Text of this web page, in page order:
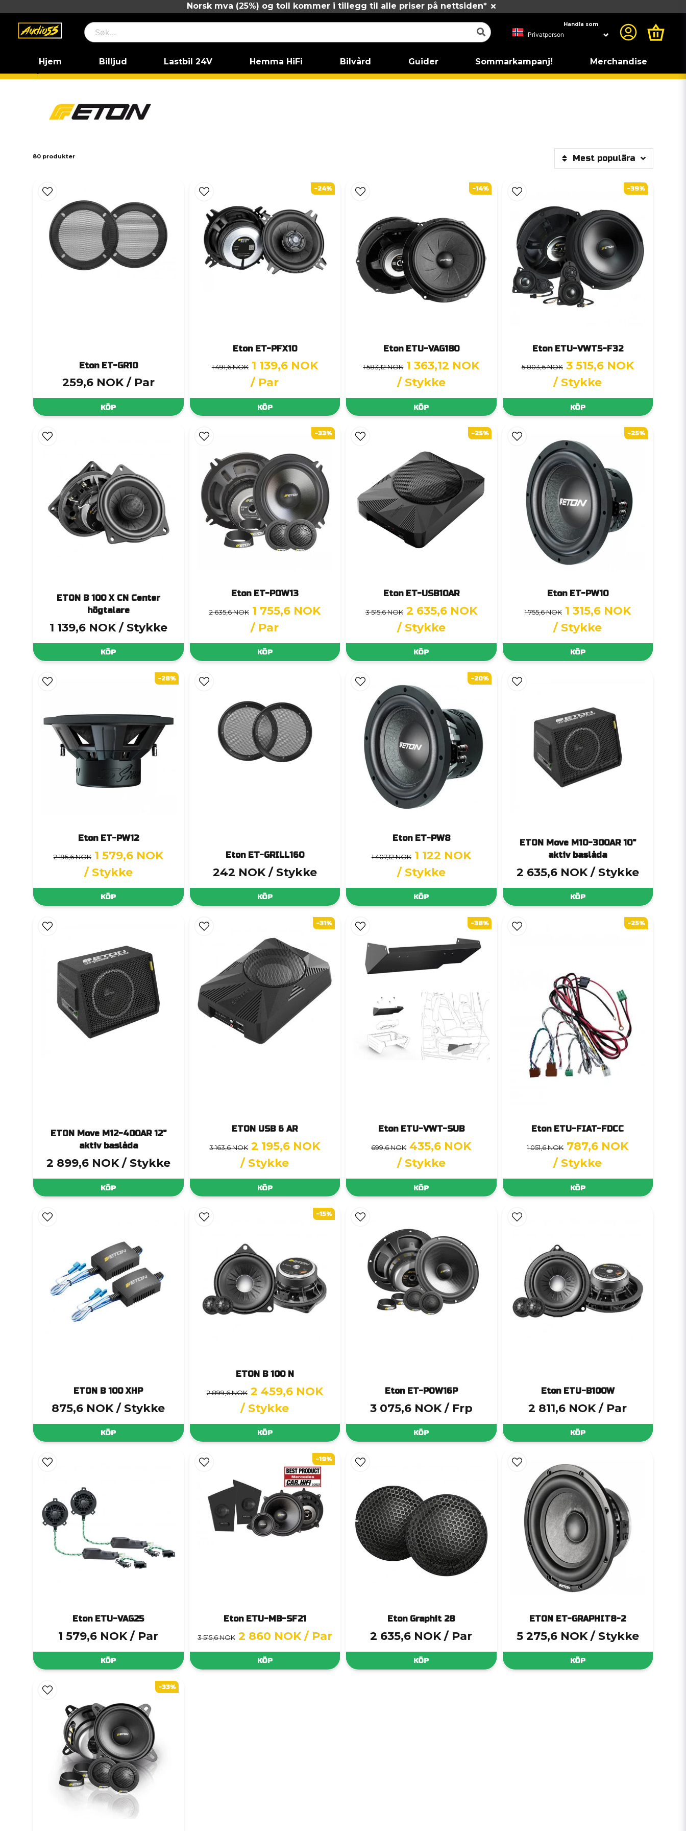
Norsk mva (25%) og toll kommer i tillegg til alle priser på nettsiden*
Handla som
Hjem Billjud Lastbil 24V Hemma HiFi Bilvård Guider Sommarkampanj! Merchandise
80 produkter Mest populära
Eton ET-GR10
259,6 NOK / Par
KÖP
Eton ET-PFX10
1 491,6 NOK 1 139,6 NOK
/ Par
KÖP
-24%
Eton ETU-VAG180
1 583,12 NOK 1 363,12 NOK
/ Stykke
KÖP
-14%
Eton ETU-VWT5-F32
5 803,6 NOK 3 515,6 NOK
/ Stykke
KÖP
-39%
ETON B 100 X CN Center
högtalare
1 139,6 NOK / Stykke
KÖP
Eton ET-POW13
2 635,6 NOK 1 755,6 NOK
/ Par
KÖP
-33%
Eton ET-USB10AR
3 515,6 NOK 2 635,6 NOK
/ Stykke
KÖP
-25%
Eton ET-PW10
1 755,6 NOK 1 315,6 NOK
/ Stykke
KÖP
-25%
Eton ET-PW12
2 195,6 NOK 1 579,6 NOK
/ Stykke
KÖP
-28%
Eton ET-GRILL160
242 NOK / Stykke
KÖP
Eton ET-PW8
1 407,12 NOK 1 122 NOK
/ Stykke
KÖP
-20%
ETON Move M10-300AR 10"
aktiv baslåda
2 635,6 NOK / Stykke
KÖP
ETON Move M12-400AR 12"
aktiv baslåda
2 899,6 NOK / Stykke
KÖP
ETON USB 6 AR
3 163,6 NOK 2 195,6 NOK
/ Stykke
KÖP
-31%
Eton ETU-VWT-SUB
699,6 NOK 435,6 NOK
/ Stykke
KÖP
-38%
Eton ETU-FIAT-FDCC
1 051,6 NOK 787,6 NOK
/ Stykke
KÖP
-25%
ETON B 100 XHP
875,6 NOK / Stykke
KÖP
ETON B 100 N
2 899,6 NOK 2 459,6 NOK
/ Stykke
KÖP
-15%
Eton ET-POW16P
3 075,6 NOK / Frp
KÖP
Eton ETU-B100W
2 811,6 NOK / Par
KÖP
Eton ETU-VAG25
1 579,6 NOK / Par
KÖP
Eton ETU-MB-SF21
3 515,6 NOK 2 860 NOK / Par
KÖP
-19%
Eton Graphit 28
2 635,6 NOK / Par
KÖP
ETON ET-GRAPHIT8-2
5 275,6 NOK / Stykke
KÖP
-33%